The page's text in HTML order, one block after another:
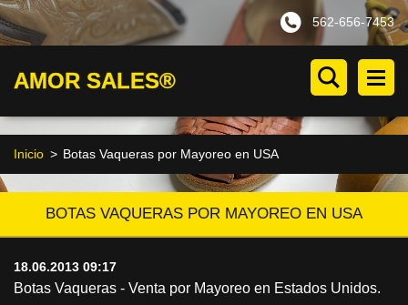
562-656-7453
AMOR SALES®
Inicio > Botas Vaqueras por Mayoreo en USA
BOTAS VAQUERAS POR MAYOREO EN USA
18.06.2013 09:17
Botas Vaqueras - Venta por Mayoreo en Estados Unidos.